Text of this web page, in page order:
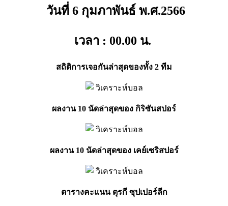
วันที่ 6 กุมภาพันธ์ พ.ศ.2566
เวลา : 00.00 น.
สถิติการเจอกันล่าสุดของทั้ง 2 ทีม
ผลงาน 10 นัดล่าสุดของ กิริซันสปอร์
ผลงาน 10 นัดล่าสุดของ เคย์เซริสปอร์
ตารางคะแนน ตุรกี ซุปเปอร์ลีก